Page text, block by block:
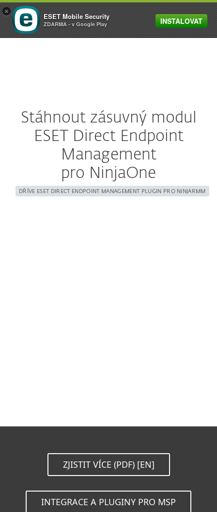
MENU
Stáhnout zásuvný modul
ESET Direct Endpoint
Management
pro NinjaOne
DŘÍVE ESET DIRECT ENDPOINT MANAGEMENT PLUGIN PRO NINJARMM
ZJISTIT VÍCE (PDF) [EN]
INTEGRACE A PLUGINY PRO MSP
×
ESET Mobile Security
ZDARMA - v Google Play INSTALOVAT